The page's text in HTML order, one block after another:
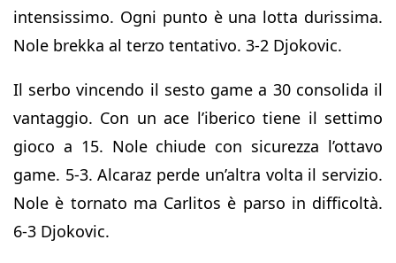
intensissimo. Ogni punto è una lotta durissima.
Nole brekka al terzo tentativo. 3-2 Djokovic.
Il serbo vincendo il sesto game a 30 consolida il
vantaggio. Con un ace l’iberico tiene il settimo
gioco a 15. Nole chiude con sicurezza l’ottavo
game. 5-3. Alcaraz perde un’altra volta il servizio.
Nole è tornato ma Carlitos è parso in difficoltà.
6-3 Djokovic.